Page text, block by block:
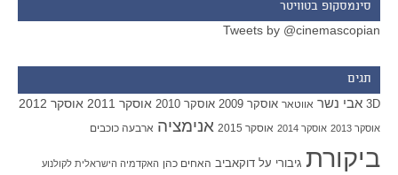
סינמסקופ בטוויטר
Tweets by @cinemascopian
תגים
3D אבי נשר אווטאר אוסקר 2009 אוסקר 2010 אוסקר 2011 אוסקר 2012
אוסקר 2013 אוסקר 2014 אוסקר 2015 אנימציה ארבעה כוכבים
ביקורת גיבורי על דוקאביב האחים כהן האקדמיה הישראלית לקולנוע